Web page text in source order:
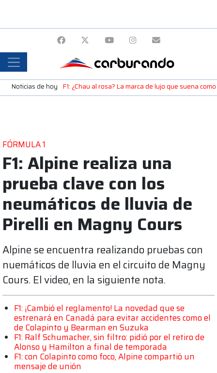
Noticias de hoy F1: ¿Chau al rosa? La marca de lujo que suena
FÓRMULA 1
F1: Alpine realiza una
prueba clave con los
neumáticos de lluvia de
Pirelli en Magny Cours
Alpine se encuentra realizando pruebas con
nuemáticos de lluvia en el circuito de Magny
Cours. El video, en la siguiente nota.
F1: ¡Cambió el reglamento! La novedad que se
estrenará en Canadá para evitar accidentes como el
de Colapinto y Bearman en Suzuka
F1: Ralf Schumacher, sin filtro: pidió por el retiro de
Alonso y Hamilton a final de temporada
F1: con Colapinto como foco, Alpine compartió un
mensaje de unión